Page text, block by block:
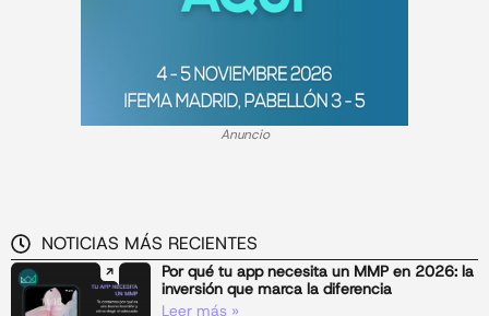
Anuncio
NOTICIAS MÁS RECIENTES
Por qué tu app necesita un MMP en 2026: la
inversión que marca la diferencia
Leer más »